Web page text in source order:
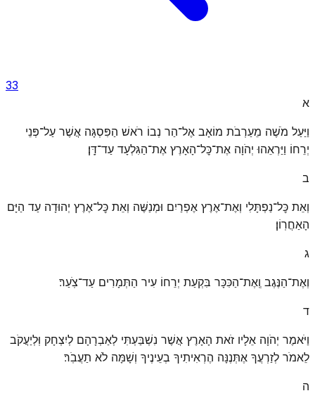
33
א
וַיַּעַל מֹשֶׁה מֵעַרְבֹת מוֹאָב אֶל־הַר נְבוֹ רֹאשׁ הַפִּסְגָּה אֲשֶׁר עַל־פְּנֵי
יְרֵחוֹ וַיַּרְאֵהוּ יְהֹוָה אֶת־כׇּל־הָאָרֶץ אֶת־הַגִּלְעָד עַד־דָּֽן׃
ב
וְאֵת כׇּל־נַפְתָּלִי וְאֶת־אֶרֶץ אֶפְרַיִם וּמְנַשֶּׁה וְאֵת כׇּל־אֶרֶץ יְהוּדָה עַד הַיָּם
הָאַחֲרֽוֹן׃
ג
וְאֶת־הַנֶּגֶב וְֽאֶת־הַכִּכָּר בִּקְעַת יְרֵחוֹ עִיר הַתְּמָרִים עַד־צֹֽעַר׃
ד
וַיֹּאמֶר יְהֹוָה אֵלָיו זֹאת הָאָרֶץ אֲשֶׁר נִשְׁבַּעְתִּי לְאַבְרָהָם לְיִצְחָק וּֽלְיַעֲקֹב
לֵאמֹר לְזַרְעֲךָ אֶתְּנֶנָּה הֶרְאִיתִיךָ בְעֵינֶיךָ וְשָׁמָּה לֹא תַעֲבֹֽר׃
ה